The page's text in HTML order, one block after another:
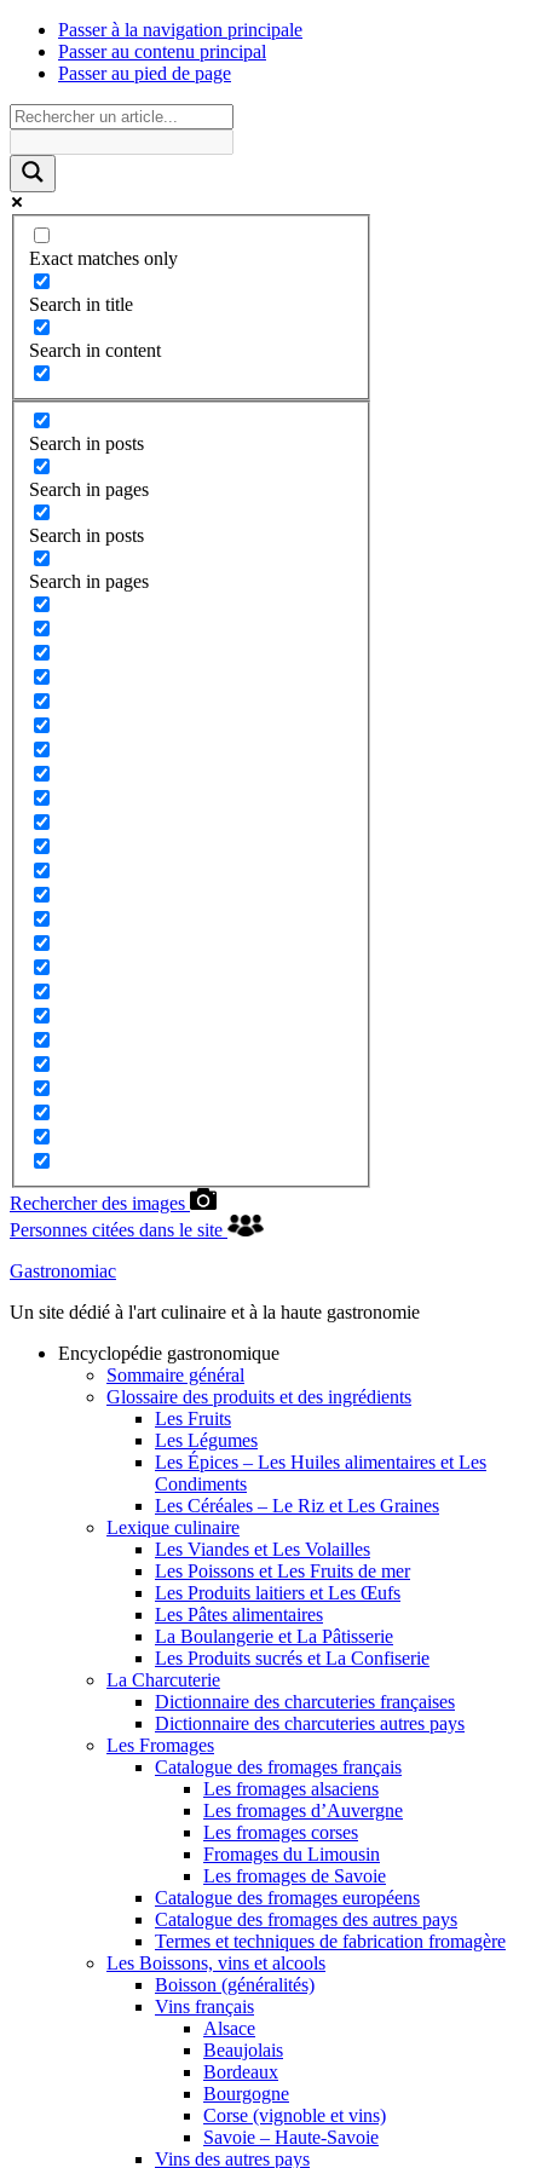
Passer à la navigation principale
Passer au contenu principal
Passer au pied de page
Exact matches only
Search in title
Search in content
Search in posts
Search in pages
Search in posts
Search in pages
Rechercher des images
Personnes citées dans le site
Gastronomiac
Un site dédié à l'art culinaire et à la haute gastronomie
Encyclopédie gastronomique
Sommaire général
Glossaire des produits et des ingrédients
Les Fruits
Les Légumes
Les Épices – Les Huiles alimentaires et Les
Condiments
Les Céréales – Le Riz et Les Graines
Lexique culinaire
Les Viandes et Les Volailles
Les Poissons et Les Fruits de mer
Les Produits laitiers et Les Œufs
Les Pâtes alimentaires
La Boulangerie et La Pâtisserie
Les Produits sucrés et La Confiserie
La Charcuterie
Dictionnaire des charcuteries françaises
Dictionnaire des charcuteries autres pays
Les Fromages
Catalogue des fromages français
Les fromages alsaciens
Les fromages d’Auvergne
Les fromages corses
Fromages du Limousin
Les fromages de Savoie
Catalogue des fromages européens
Catalogue des fromages des autres pays
Termes et techniques de fabrication fromagère
Les Boissons, vins et alcools
Boisson (généralités)
Vins français
Alsace
Beaujolais
Bordeaux
Bourgogne
Corse (vignoble et vins)
Savoie – Haute-Savoie
Vins des autres pays